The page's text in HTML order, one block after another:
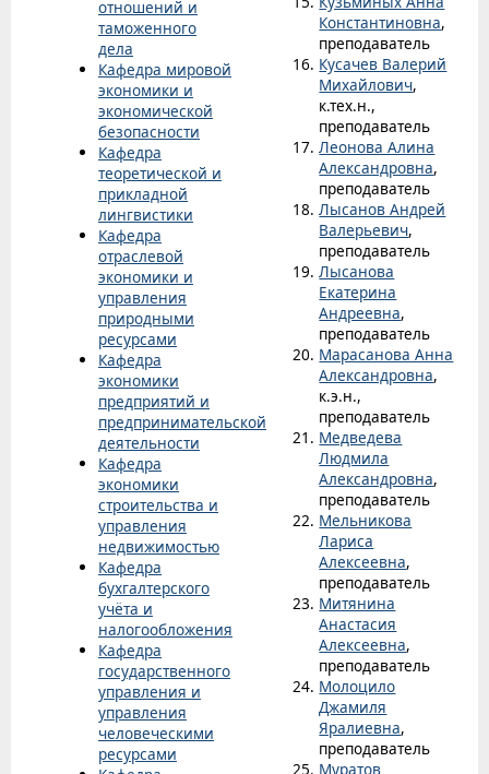
отношений и
таможенного
дела
Кафедра мировой
экономики и
экономической
безопасности
Кафедра
теоретической и
прикладной
лингвистики
Кафедра
отраслевой
экономики и
управления
природными
ресурсами
Кафедра
экономики
предприятий и
предпринимательской
деятельности
Кафедра
экономики
строительства и
управления
недвижимостью
Кафедра
бухгалтерского
учёта и
налогообложения
Кафедра
государственного
управления и
управления
человеческими
ресурсами
Константиновна,
преподаватель
Кусачев Валерий
Михайлович,
к.тех.н.,
преподаватель
Леонова Алина
Александровна,
преподаватель
Лысанов Андрей
Валерьевич,
преподаватель
Лысанова
Екатерина
Андреевна,
преподаватель
Марасанова Анна
Александровна,
к.э.н.,
преподаватель
Медведева
Людмила
Александровна,
преподаватель
Мельникова
Лариса
Алексеевна,
преподаватель
Митянина
Анастасия
Алексеевна,
преподаватель
Молоцило
Джамиля
Яралиевна,
преподаватель
Муратов